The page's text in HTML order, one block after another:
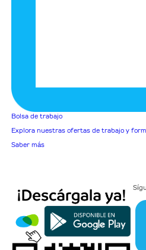
Bolsa de trabajo
Explora nuestras ofertas de trabajo y
Saber más